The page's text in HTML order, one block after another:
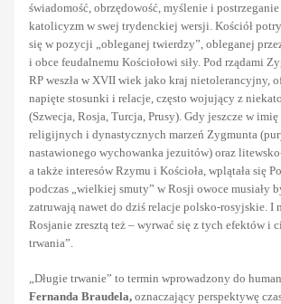
świadomość, obrzędowość, myślenie i
katolicyzm w swej trydenckiej wersji. Kościół
się w pozycji „obleganej twierdzy”, obleganej
i obce feudalnemu Kościołowi siły. Pod rządami
RP weszła w XVII wiek jako kraj nietolerancyjny,
napięte stosunki i relacje, często wojujący z
(Szwecja, Rosja, Turcja, Prusy). Gdy jeszcze w
religijnych i dynastycznych marzeń Zygmunta
nastawionego wychowanka jezuitów) oraz
a także interesów Rzymu i Kościoła, wplątała się
podczas „wielkiej smuty” w Rosji owoce musiały
zatruwają nawet do dziś relacje polsko-rosyjskie. I
Rosjanie zresztą też – wyrwać się z tych efektów i
trwania”.
„Długie trwanie” to termin wprowadzony do
Fernanda Braudela, oznaczający perspektywę